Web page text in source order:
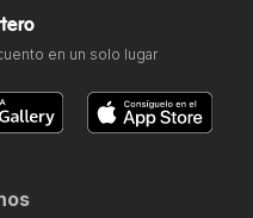
en un solo lugar